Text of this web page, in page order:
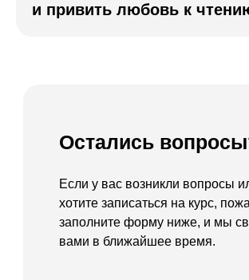
и привить любовь к
Остались
Если у вас возникли вопросы
хотите записаться на курс,
заполните форму ниже, и мы
вами в ближайшее время.